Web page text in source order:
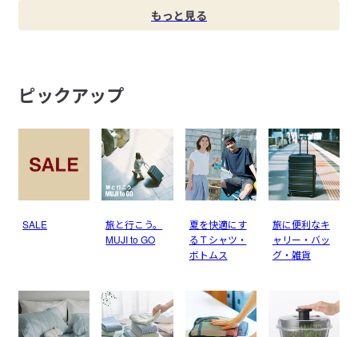
もっと見る
ピックアップ
SALE
旅と行こう。
MUJI to GO
夏を快適にす
るＴシャツ・
ボトムス
旅に便利なキ
ャリー・バッ
グ・雑貨